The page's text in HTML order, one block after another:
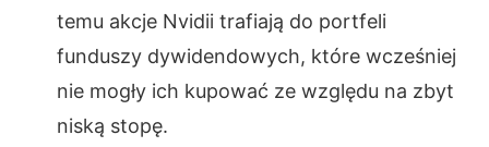
temu akcje Nvidii trafiają do portfeli
funduszy dywidendowych, które wcześniej
nie mogły ich kupować ze względu na zbyt
niską stopę.